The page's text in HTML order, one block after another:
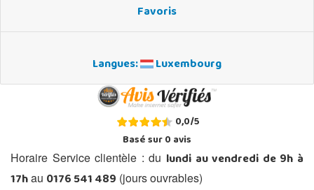
Favoris
Langues: Luxembourg
0,0/5
Basé sur0avis
Horaire Service clientèle : du lundi au vendredi de 9h à
17hau 0176 541 489 (jours ouvrables)